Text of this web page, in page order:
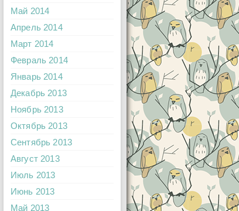
Май 2014
Апрель 2014
Март 2014
Февраль 2014
Январь 2014
Декабрь 2013
Ноябрь 2013
Октябрь 2013
Сентябрь 2013
Август 2013
Июль 2013
Июнь 2013
Май 2013